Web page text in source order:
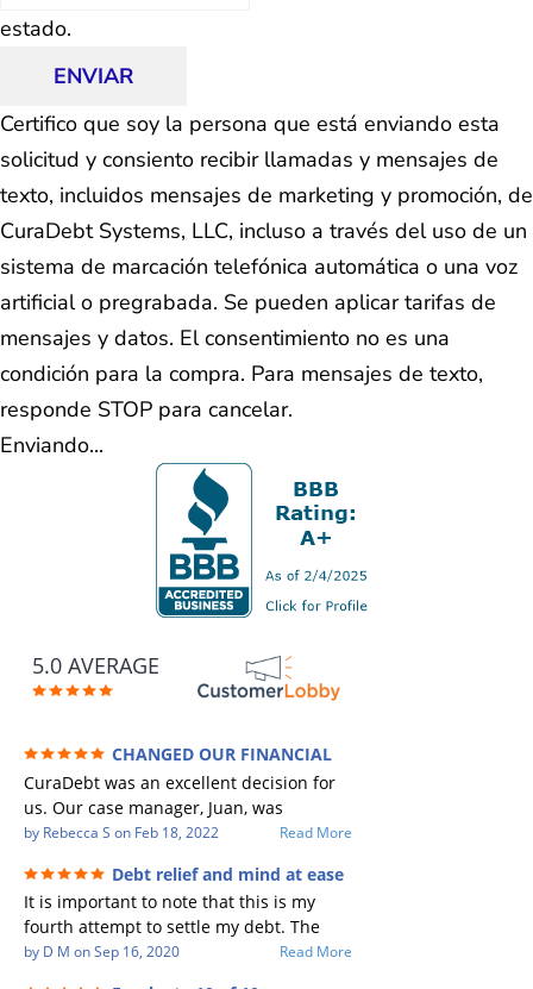
estado.
ENVIAR
Certifico que soy la persona que está enviando esta
solicitud y consiento recibir llamadas y mensajes de
texto, incluidos mensajes de marketing y promoción, de
CuraDebt Systems, LLC, incluso a través del uso de un
sistema de marcación telefónica automática o una voz
artificial o pregrabada. Se pueden aplicar tarifas de
mensajes y datos. El consentimiento no es una
condición para la compra. Para mensajes de texto,
responde STOP para cancelar.
Enviando...
5.0 AVERAGE
CHANGED OUR FINANCIAL
FUTURE (credit 200 Points / 90 K in debt
GONE)
CuraDebt was an excellent decision for
us. Our case manager, Juan, was
incredible to work with. He and Julio
Every communication was quickly
responded to and all of our questions
were answered. We were able to clear
up in excess of 90 K in debt in a few
years with a manageable payment.
by Rebecca S on Feb 18, 2022 Read More
Debt relief and mind at ease
It is important to note that this is my
fourth attempt to settle my debt. The
first debt settlement company gave me
by D M onSep 16, 2020 Read More